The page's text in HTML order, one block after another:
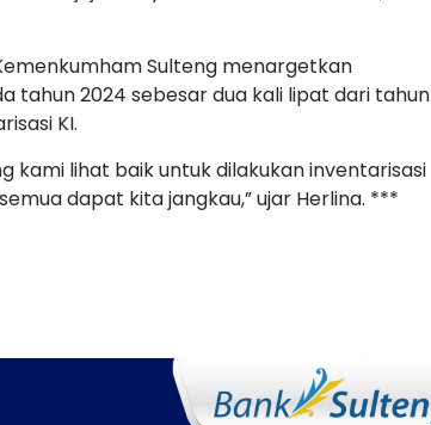
Sulteng menargetkan
tahun 2024 sebesar dua kali lipat dari tahun
KI.
kami lihat baik untuk dilakukan inventarisasi
dapat kita jangkau,” ujar Herlina. ***